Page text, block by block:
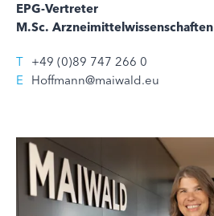
EPG-Vertreter
M.Sc. Arzneimittelwissenschaften
T +49 (0)89 747 266 0
E Hoffmann@maiwald.eu